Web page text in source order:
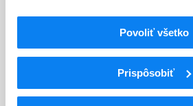
Povoliť všetko
Prispôsobiť
Ochrana osobných údajov